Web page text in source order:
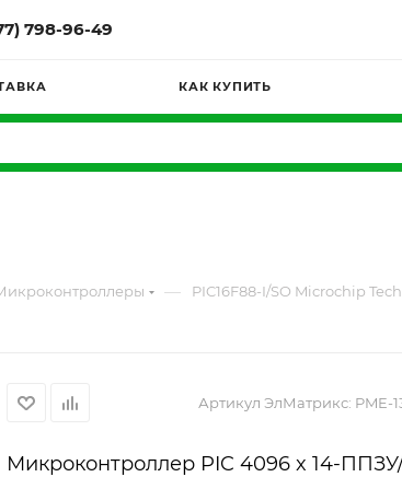
798-96-49
КАК КУПИТЬ
— PIC16F88-I/SO Microchip
Артикул ЭлМатрикс: PME-
Микроконтроллер PIC 4096 x 14-